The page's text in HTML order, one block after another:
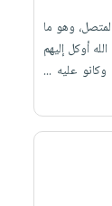
وهو ما
أوكل إليهم
عليه ...